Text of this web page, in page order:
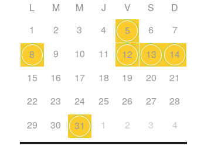
L M M J V S
D
1
2 3 4 5 6
7
8
9 10 11 12 13
14
15
16 17 18 19 20
21
22
23 24 25 26 27
28
29
30 31 1 2 3 4